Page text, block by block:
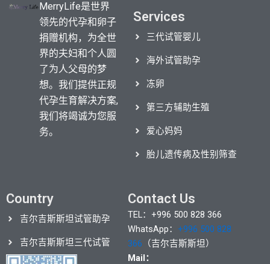
MerryLife是世界
领先的代孕和卵子
捐赠机构，为全世
界的夫妇和个人圆
了为人父母的梦
想。我们提供正规
代孕生育解决方案,
我们将竭诚为您服
务。
Services
三代试管婴儿
海外试管助孕
冻卵
第三方辅助生殖
爱心妈妈
胎儿遗传病及性别筛查
Country
吉尔吉斯斯坦试管助孕
吉尔吉斯斯坦三代试管
Contact Us
TEL：+996 500 828 366
WhatsApp： +996 500 828
366 （吉尔吉斯斯坦）
Mail：